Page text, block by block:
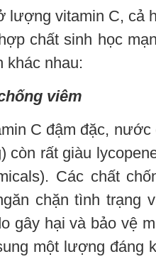
lượng vitamin C, cả
chất sinh học
khác nhau:
viêm
C đậm đặc,
còn rất giàu
Các chất
chặn tình trạng
gây hại và bảo vệ
một lượng đáng